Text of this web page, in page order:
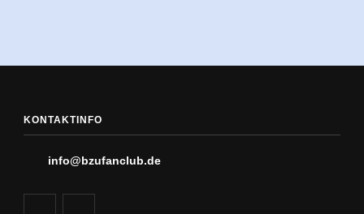
KONTAKTINFO
info@bzufanclub.de